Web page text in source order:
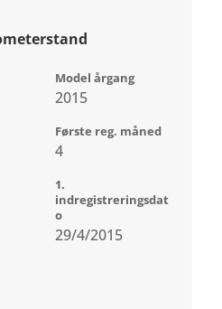
Model årgang
2015
Første reg. måned
4
1.
indregistreringsdat
o
29/4/2015